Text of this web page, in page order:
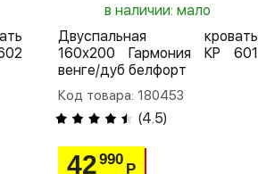
в наличии: мало
Двуспальная кровать
160х200 Гармония КР 601
венге/дуб белфорт
Код товара: 180453
(4.5)
42990
Р